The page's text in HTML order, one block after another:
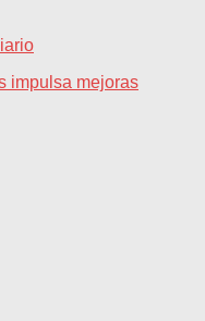
impulsa mejoras